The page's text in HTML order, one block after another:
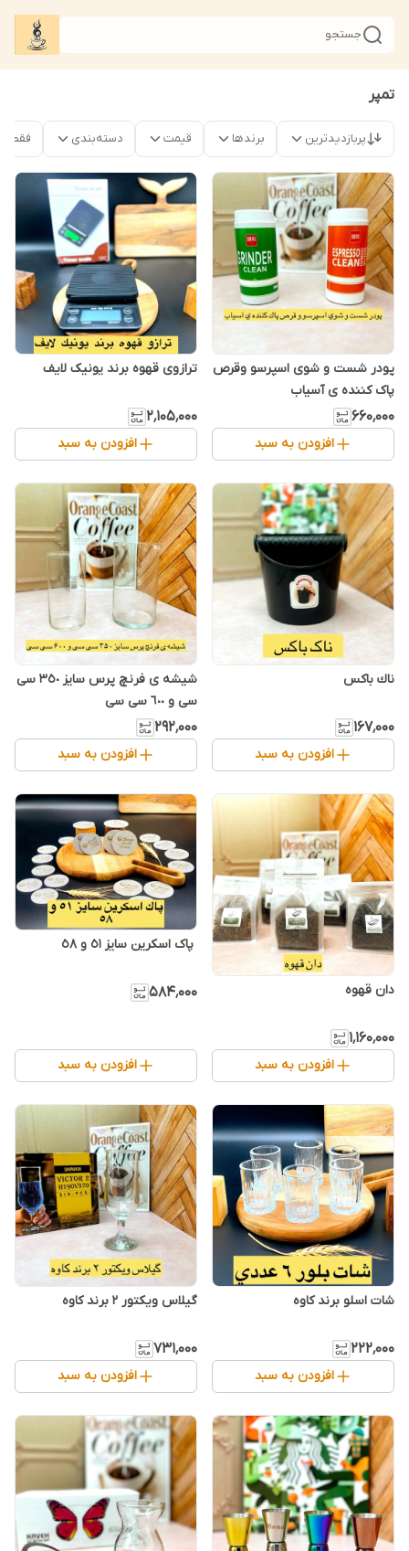
جستجو
تمپر
پربازدیدترین برندها قیمت دسته‌بندی فقط
پودر شست و شوی اسپرسو وقرص
پاک کننده ی آسیاب
۶۶۰٬۰۰۰
افزودن به سبد
ترازوی قهوه برند یونیک لایف
۲٬۱۰۵٬۰۰۰
افزودن به سبد
ناك باكس
۱۶۷٬۰۰۰
افزودن به سبد
شیشه ی فرنچ پرس سایز ٣٥٠ سی
سی و ٦٠٠ سی سی
۲۹۲٬۰۰۰
افزودن به سبد
دان قهوه
۱٬۱۶۰٬۰۰۰
افزودن به سبد
۵۸۴٬۰۰۰
افزودن به سبد
شات اسلو برند کاوه
۲۲۲٬۰۰۰
افزودن به سبد
گیلاس ویکتور ۲ برند کاوه
۷۳۱٬۰۰۰
افزودن به سبد